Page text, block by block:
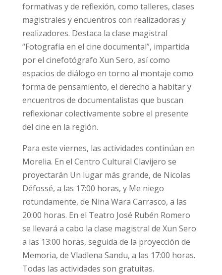
formativas y de reflexión, como talleres, clases
magistrales y encuentros con realizadoras y
realizadores. Destaca la clase magistral
“Fotografía en el cine documental”, impartida
por el cinefotógrafo Xun Sero, así como
espacios de diálogo en torno al montaje como
forma de pensamiento, el derecho a habitar y
encuentros de documentalistas que buscan
reflexionar colectivamente sobre el presente
del cine en la región.
Para este viernes, las actividades continúan en
Morelia. En el Centro Cultural Clavijero se
proyectarán Un lugar más grande, de Nicolas
Défossé, a las 17:00 horas, y Me niego
rotundamente, de Nina Wara Carrasco, a las
20:00 horas. En el Teatro José Rubén Romero
se llevará a cabo la clase magistral de Xun Sero
a las 13:00 horas, seguida de la proyección de
Memoria, de Vladlena Sandu, a las 17:00 horas.
Todas las actividades son gratuitas.